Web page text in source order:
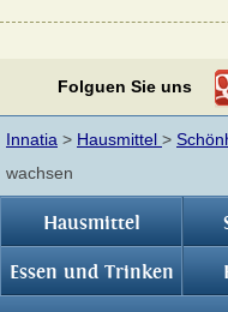
Folguen Sie uns
Innatia > Hausmittel >
wachsen
Hausmittel
Essen und Trinken